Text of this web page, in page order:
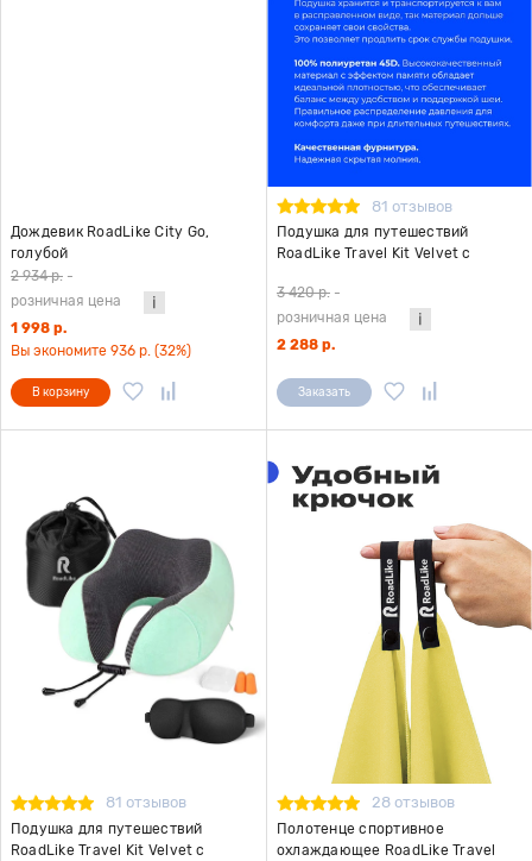
Дождевик RoadLike City Go,
голубой
2 934 р. -
розничная цена
1 998 р.
Вы экономите 936 р. (32%)
В корзину
81 отзывов
Подушка для путешествий
RoadLike Travel Kit Velvet с
3 420 р. -
розничная цена
2 288 р.
Заказать
81 отзывов
Подушка для путешествий
RoadLike Travel Kit Velvet с
28 отзывов
Полотенце спортивное
охлаждающее RoadLike Travel